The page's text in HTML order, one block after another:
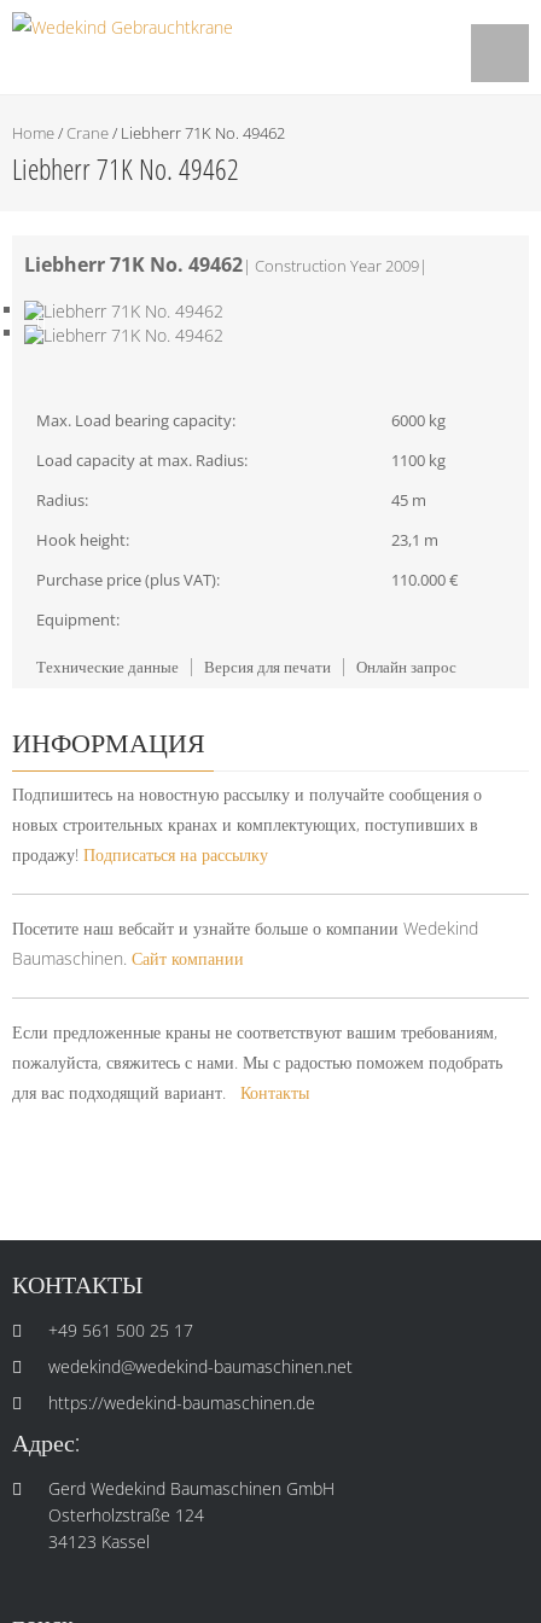
Home/Crane/ Liebherr 71K No. 49462
Liebherr 71K No. 49462
Liebherr 71K No. 49462| Construction Year 2009|
Max. Load bearing capacity:
6000 kg
Load capacity at max. Radius:
1100 kg
Radius:
45 m
Hook height:
23,1 m
Purchase price (plus VAT):
110.000 €
Equipment:
Технические данные Версия для печати Онлайн запрос
ИНФОРМАЦИЯ
Подпишитесь на новостную рассылку и получайте сообщения о
новых строительных кранах и комплектующих, поступивших в
продажу! Подписаться на рассылку
Посетите наш вебсайт и узнайте больше о компании Wedekind
Baumaschinen. Сайт компании
Если предложенные краны не соответствуют вашим требованиям,
пожалуйста, свяжитесь с нами. Мы с радостью поможем подобрать
для вас подходящий вариант. Контакты
КОНТАКТЫ
+49 561 500 25 17
wedekind@wedekind-baumaschinen.net
https://wedekind-baumaschinen.de
Адрес:
Gerd Wedekind Baumaschinen GmbH
Osterholzstraße 124
34123 Kassel